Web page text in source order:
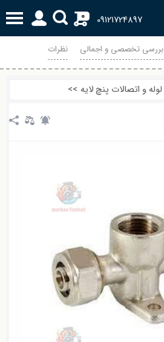
09121724897
0
بررسی تخصصی و اجمالی نظرات
لوله و اتصالات پنچ لایه >>